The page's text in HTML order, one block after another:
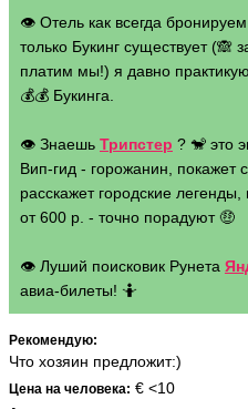
👁 Отель как всегда
только Букинг существует (🙈
платим мы!) я давно практикую
💰💰 Букинга.
👁 Знаешь Трипстер ? 🐒 это
Вип-гид - горожанин,
расскажет городские
от 600 р. - точно порадуют 🤑
👁 Луший поисковик Рунета
авиа-билеты! 🤷
Рекомендую:
Что хозяин предложит:)
Цена на человека: € <10